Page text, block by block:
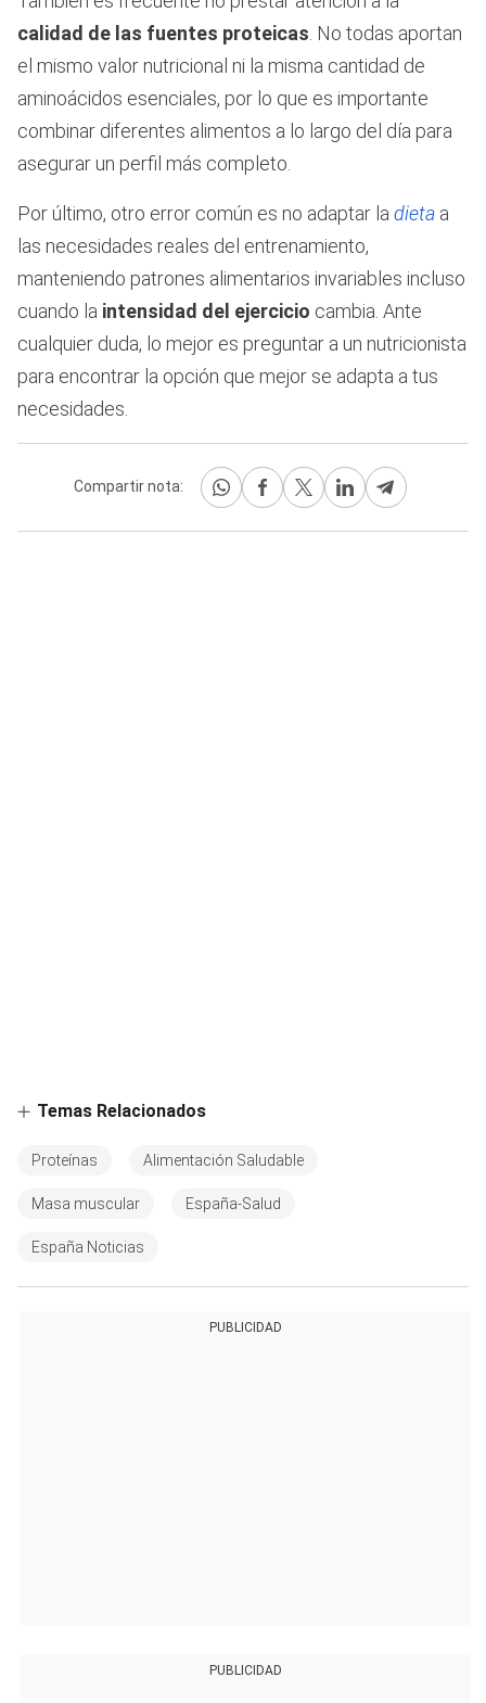
calidad de las fuentes proteicas . No todas aportan
el mismo valor nutricional ni la misma cantidad de
aminoácidos esenciales, por lo que es importante
combinar diferentes alimentos a lo largo del día para
asegurar un perfil más completo.
Por último, otro error común es no adaptar la dieta a
las necesidades reales del entrenamiento,
manteniendo patrones alimentarios invariables incluso
cuando la intensidad del ejercicio cambia. Ante
cualquier duda, lo mejor es preguntar a un nutricionista
para encontrar la opción que mejor se adapta a tus
necesidades.
Compartir nota:
Temas Relacionados
Proteínas Alimentación Saludable
Masa muscular España-Salud
España Noticias
PUBLICIDAD
PUBLICIDAD